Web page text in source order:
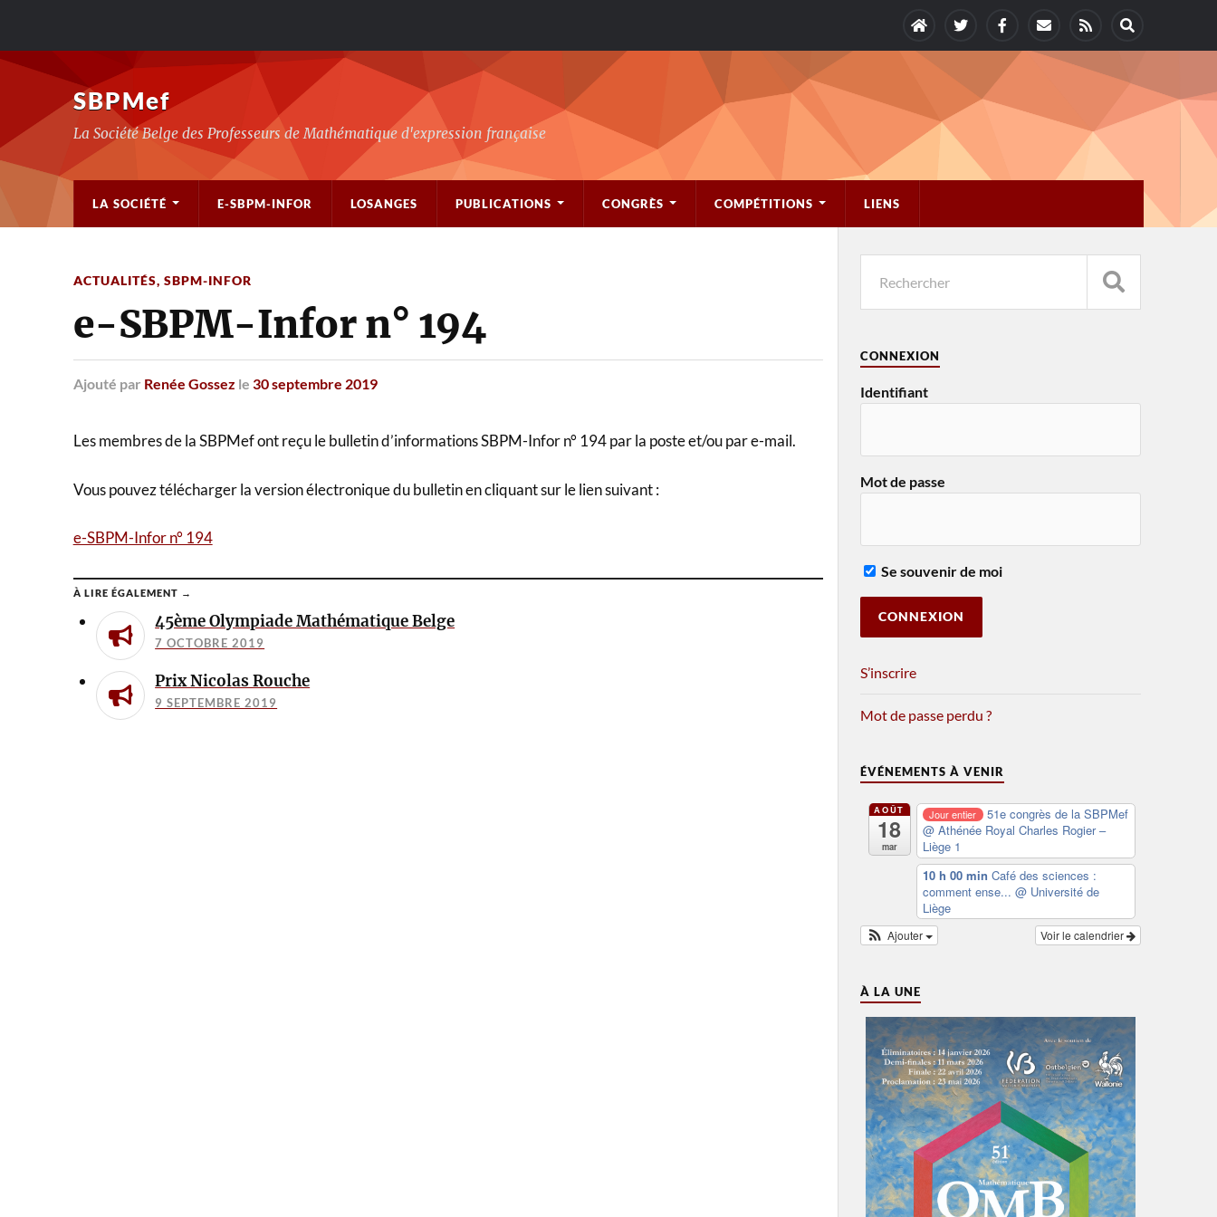
SBPMef
La Société Belge des Professeurs de Mathématique d'expression française
LA SOCIÉTÉ E-SBPM-INFOR LOSANGES PUBLICATIONS CONGRÈS COMPÉTITIONS LIENS
ACTUALITÉS, SBPM-INFOR
e-SBPM-Infor n° 194
Ajouté par Renée Gossez le 30 septembre 2019
Les membres de la SBPMef ont reçu le bulletin d’informations SBPM-Infor n° 194 par la poste et/ou par e-mail.
Vous pouvez télécharger la version électronique du bulletin en cliquant sur le lien suivant :
e-SBPM-Infor n° 194
À LIRE ÉGALEMENT →
45ème Olympiade Mathématique Belge
7 OCTOBRE 2019
Prix Nicolas Rouche
9 SEPTEMBRE 2019
CONNEXION
Identifiant
Mot de passe
Se souvenir de moi
S’inscrire
Mot de passe perdu ?
ÉVÉNEMENTS À VENIR
AOÛT
18
mar
Jour entier
51e congrès de la SBPMef
@ Athénée Royal Charles Rogier –
Liège 1
10 h 00 min Café des sciences :
comment ense... @ Université de
Liège
Voir le calendrier
Ajouter
À LA UNE